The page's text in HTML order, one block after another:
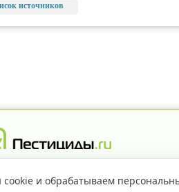
источников
и обрабатываем